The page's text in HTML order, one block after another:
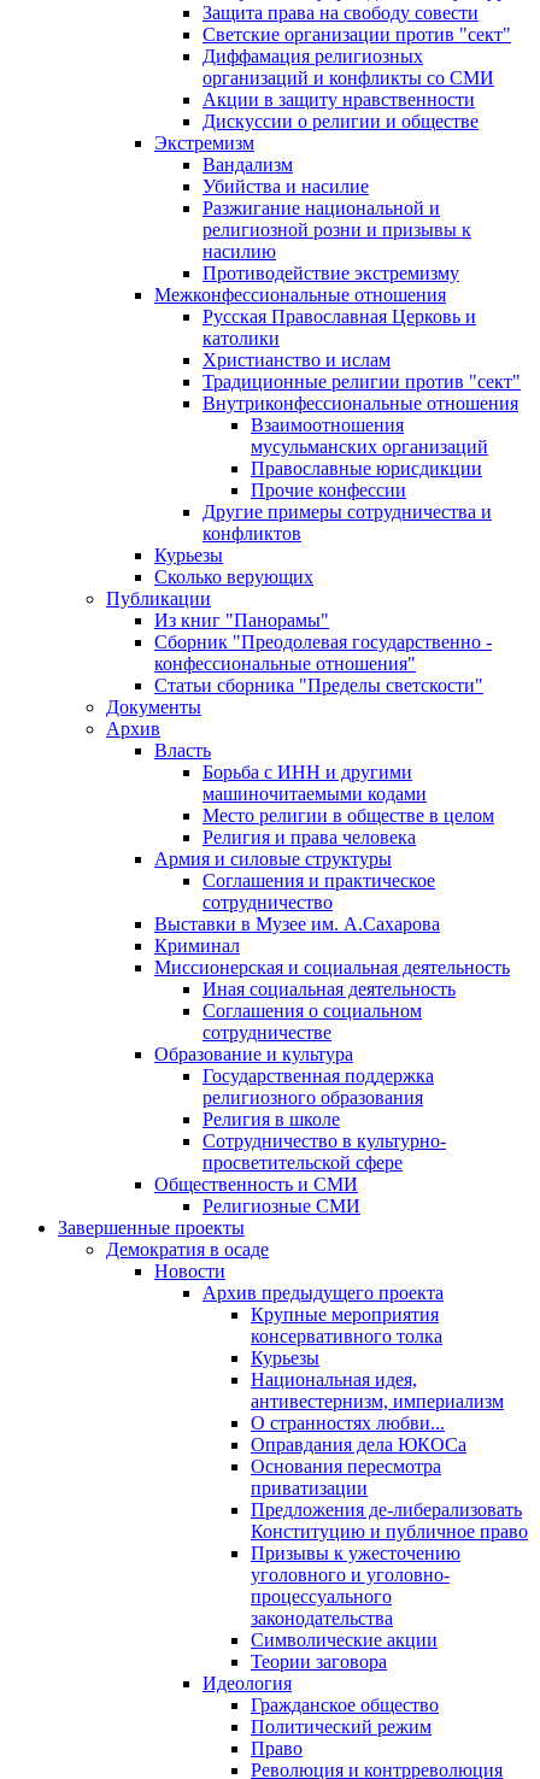
Защита права на свободу совести
Светские организации против "сект"
Диффамация религиозных
организаций и конфликты со СМИ
Акции в защиту нравственности
Дискуссии о религии и обществе
Экстремизм
Вандализм
Убийства и насилие
Разжигание национальной и
религиозной розни и призывы к
насилию
Противодействие экстремизму
Межконфессиональные отношения
Русская Православная Церковь и
католики
Христианство и ислам
Традиционные религии против "сект"
Внутриконфессиональные отношения
Взаимоотношения
мусульманских организаций
Православные юрисдикции
Прочие конфессии
Другие примеры сотрудничества и
конфликтов
Курьезы
Сколько верующих
Публикации
Из книг "Панорамы"
Сборник "Преодолевая государственно -
конфессиональные отношения"
Статьи сборника "Пределы светскости"
Документы
Архив
Власть
Борьба с ИНН и другими
машиночитаемыми кодами
Место религии в обществе в целом
Религия и права человека
Армия и силовые структуры
Соглашения и практическое
сотрудничество
Выставки в Музее им. А.Сахарова
Криминал
Миссионерская и социальная деятельность
Иная социальная деятельность
Соглашения о социальном
сотрудничестве
Образование и культура
Государственная поддержка
религиозного образования
Религия в школе
Сотрудничество в культурно-
просветительской сфере
Общественность и СМИ
Религиозные СМИ
Завершенные проекты
Демократия в осаде
Новости
Архив предыдущего проекта
Крупные мероприятия
консервативного толка
Курьезы
Национальная идея,
антивестернизм, империализм
О странностях любви...
Оправдания дела ЮКОСа
Основания пересмотра
приватизации
Предложения де-либерализовать
Конституцию и публичное право
Призывы к ужесточению
уголовного и уголовно-
процессуального
законодательства
Символические акции
Теории заговора
Идеология
Гражданское общество
Политический режим
Право
Революция и контрреволюция